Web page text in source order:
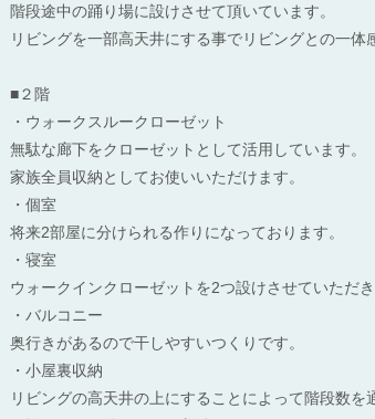
階段途中の踊り場に設けさせて頂いています。
リビングを一部高天井にする事でリビングとの一体
■２階
・ウォークスルークローゼット
無駄な廊下をクローゼットとして活用しています。
家族全員収納としてお使いいただけます。
・個室
将来2部屋に分けられる作りになっております。
・寝室
ウォークインクローゼットを2つ設けさせていただき
・バルコニー
奥行きがあるので干しやすいつくりです。
・小屋裏収納
リビングの高天井の上にすることによって階段数を